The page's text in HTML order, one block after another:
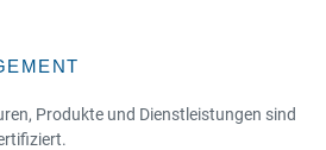
Produkte und Dienstleistungen sind